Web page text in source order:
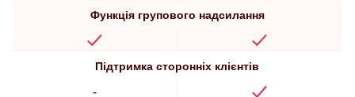
Функція групового надсилання
Підтримка сторонніх клієнтів
-